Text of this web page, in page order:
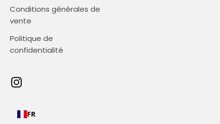
Conditions générales de
vente
Politique de
confidentialité
FR